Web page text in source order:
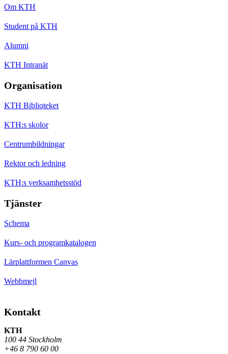
Om KTH
Student på KTH
Alumni
KTH Intranät
Organisation
KTH Biblioteket
KTH:s skolor
Centrumbildningar
Rektor och ledning
KTH:s verksamhetsstöd
Tjänster
Schema
Kurs- och programkatalogen
Lärplattformen Canvas
Webbmejl
Kontakt
KTH
100 44 Stockholm
+46 8 790 60 00